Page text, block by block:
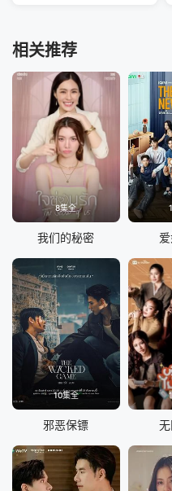
相关推荐
8集全
我们的秘密
10集全
邪恶保镖